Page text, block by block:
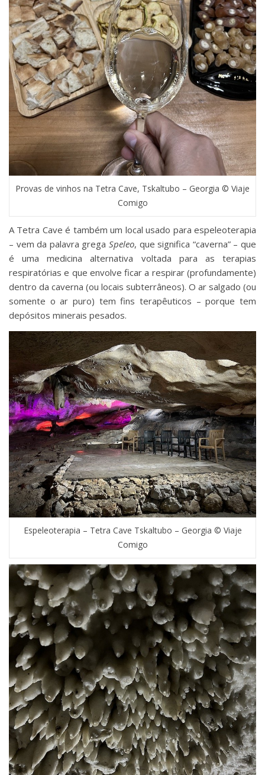
Provas de vinhos na Tetra Cave, Tskaltubo – Georgia © Viaje
Comigo
A Tetra Cave é também um local usado para espeleoterapia
– vem da palavra grega Speleo, que significa “caverna” – que
é uma medicina alternativa voltada para as terapias
respiratórias e que envolve ficar a respirar (profundamente)
dentro da caverna (ou locais subterrâneos). O ar salgado (ou
somente o ar puro) tem fins terapêuticos – porque tem
depósitos minerais pesados.
Espeleoterapia – Tetra Cave Tskaltubo – Georgia © Viaje
Comigo